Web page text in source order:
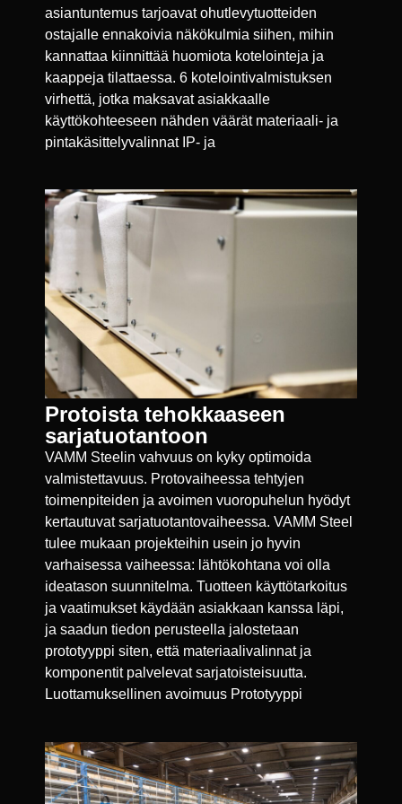
asiantuntemus tarjoavat ohutlevytuotteiden
ostajalle ennakoivia näkökulmia siihen, mihin
kannattaa kiinnittää huomiota kotelointeja ja
kaappeja tilattaessa. 6 kotelointivalmistuksen
virhettä, jotka maksavat asiakkaalle
käyttökohteeseen nähden väärät materiaali- ja
pintakäsittelyvalinnat IP- ja
Protoista tehokkaaseen
sarjatuotantoon
VAMM Steelin vahvuus on kyky optimoida
valmistettavuus. Protovaiheessa tehtyjen
toimenpiteiden ja avoimen vuoropuhelun hyödyt
kertautuvat sarjatuotantovaiheessa. VAMM Steel
tulee mukaan projekteihin usein jo hyvin
varhaisessa vaiheessa: lähtökohtana voi olla
ideatason suunnitelma. Tuotteen käyttötarkoitus
ja vaatimukset käydään asiakkaan kanssa läpi,
ja saadun tiedon perusteella jalostetaan
prototyyppi siten, että materiaalivalinnat ja
komponentit palvelevat sarjatoisteisuutta.
Luottamuksellinen avoimuus Prototyyppi